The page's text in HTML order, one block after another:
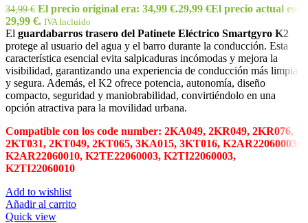
34,99€ El precio original era: 34,99 €.29,99 €El precio actual es:
29,99 €. IVA Incluido
El guardabarros trasero del Patinete Eléctrico Smartgyro K2
protege al usuario del agua y el barro durante la conducción. Esta
característica esencial evita salpicaduras incómodas y mejora la
visibilidad, garantizando una experiencia de conducción más limpia
y segura. Además, el K2 ofrece potencia, autonomía, diseño
compacto, seguridad y maniobrabilidad, convirtiéndolo en una
opción atractiva para la movilidad urbana.
Compatible con los code number: 2KA049, 2KR049, 2KR076,
2KT031, 2KT049, 2KT065, 3KA015, 3KT016, K2AR22060003,
K2AR22060010, K2TE22060003, K2TI22060003,
K2TI22060010
Add to wishlist
Añadir al carrito
Quick view